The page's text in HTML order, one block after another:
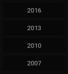
2016
2013
2010
2007